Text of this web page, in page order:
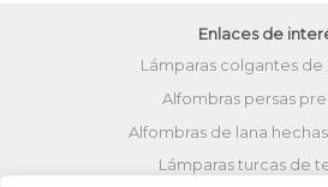
Enlaces de
Lámparas colgantes de
Alfombras persas
Alfombras de lana
Lámparas turcas de